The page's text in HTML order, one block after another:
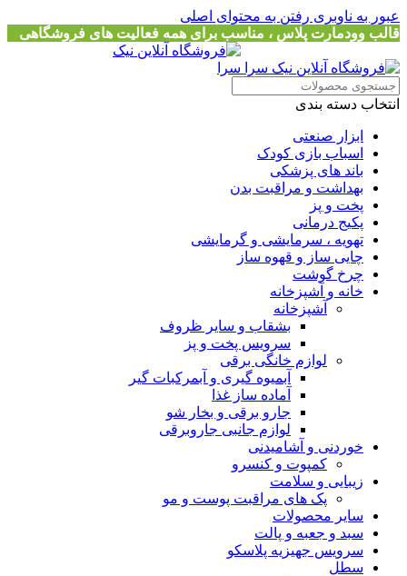
عبور به ناوبری رفتن به محتوای اصلی
قالب وودمارت پلاس ، مناسب برای همه فعالیت های فروشگاهی
انتخاب دسته بندی
ابزار صنعتی
اسباب بازی کودک
باند های پزشکی
بهداشت و مراقبت بدن
پخت و پز
پکیج درمانی
تهویه ، سرمایشی و گرمایشی
چایی ساز و قهوه ساز
چرخ گوشت
خانه و آشپزخانه
آشپزخانه
بشقاب و سایر ظروف
سرویس پخت و پز
لوازم خانگی برقی
آبمیوه گیری و آبمرکبات گیر
آماده ساز غذا
جارو برقی و بخار شو
لوازم جانبی جاروبرقی
خوردنی و آشامیدنی
کمپوت و کنسرو
زیبایی و سلامت
پک های مراقبت پوست و مو
سایر محصولات
سبد و جعبه و پالت
سرویس جهیزیه پلاسکو
سطل